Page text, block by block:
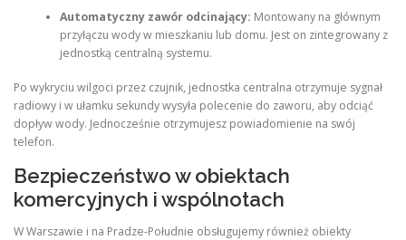
Automatyczny zawór odcinający: Montowany na głównym
przyłączu wody w mieszkaniu lub domu. Jest on zintegrowany z
jednostką centralną systemu.
Po wykryciu wilgoci przez czujnik, jednostka centralna otrzymuje sygnał
radiowy i w ułamku sekundy wysyła polecenie do zaworu, aby odciąć
dopływ wody. Jednocześnie otrzymujesz powiadomienie na swój
telefon.
Bezpieczeństwo w obiektach
komercyjnych i wspólnotach
W Warszawie i na Pradze-Południe obsługujemy również obiekty